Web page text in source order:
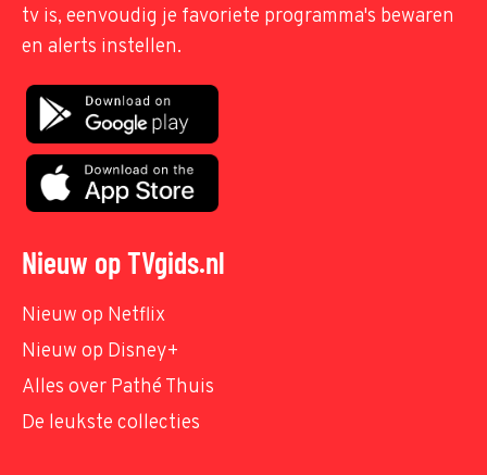
tv is, eenvoudig je favoriete programma's bewaren
en alerts instellen.
Nieuw op TVgids.nl
Nieuw op Netflix
Nieuw op Disney+
Alles over Pathé Thuis
De leukste collecties